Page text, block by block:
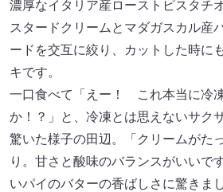
濃厚なイタリア産ローストピスタチ
スタードクリームとマダガスカル産
ードを交互に絞り、カットした時に
キです。
一口食べて「えー！ これ本当に冷
か！？」と、冷凍とは思えないサク
驚いた様子の田辺。「クリームがた
り。甘さと酸味のバランスがいいで
いパイのバターの香ばしさに驚きま